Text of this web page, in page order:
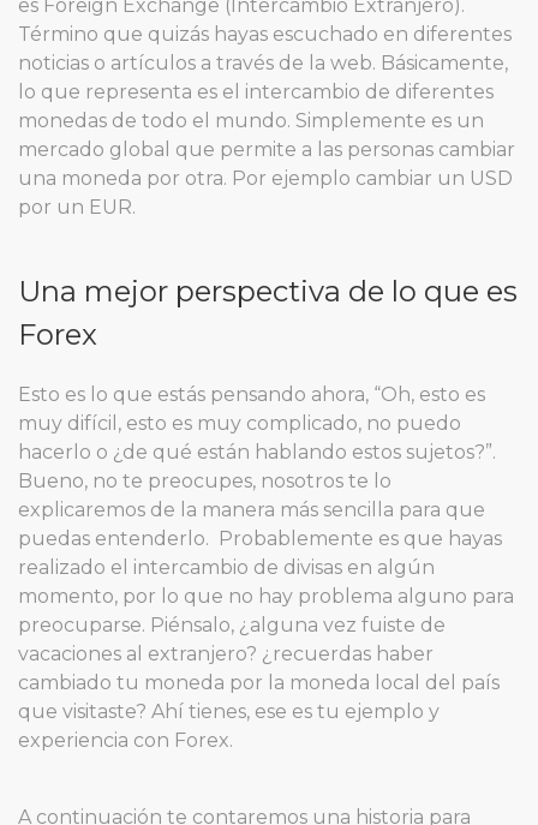
es Foreign Exchange (Intercambio Extranjero).
Término que quizás hayas escuchado en diferentes
noticias o artículos a través de la web. Básicamente,
lo que representa es el intercambio de diferentes
monedas de todo el mundo. Simplemente es un
mercado global que permite a las personas cambiar
una moneda por otra. Por ejemplo cambiar un USD
por un EUR.
Una mejor perspectiva de lo que es
Forex
Esto es lo que estás pensando ahora, “Oh, esto es
muy difícil, esto es muy complicado, no puedo
hacerlo o ¿de qué están hablando estos sujetos?”.
Bueno, no te preocupes, nosotros te lo
explicaremos de la manera más sencilla para que
puedas entenderlo. Probablemente es que hayas
realizado el intercambio de divisas en algún
momento, por lo que no hay problema alguno para
preocuparse. Piénsalo, ¿alguna vez fuiste de
vacaciones al extranjero? ¿recuerdas haber
cambiado tu moneda por la moneda local del país
que visitaste? Ahí tienes, ese es tu ejemplo y
experiencia con Forex.
A continuación te contaremos una historia para